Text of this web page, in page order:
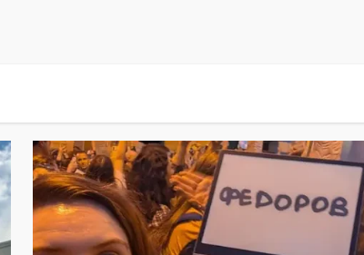
наступ Росії на фронті у глухий кут